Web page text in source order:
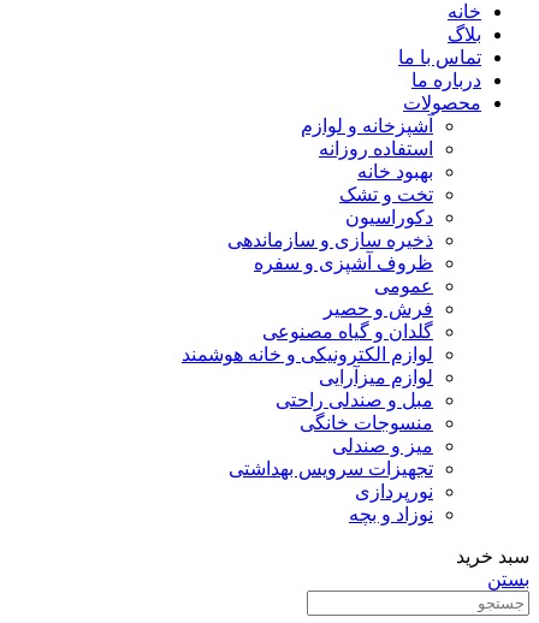
خانه
بلاگ
تماس با ما
درباره ما
محصولات
آشپزخانه و لوازم
استفاده روزانه
بهبود خانه
تخت و تشک
دکوراسیون
ذخیره سازی و سازماندهی
ظروف آشپزی و سفره
عمومی
فرش و حصیر
گلدان و گیاه مصنوعی
لوازم الکترونیکی و خانه هوشمند
لوازم میزآرایی
مبل و صندلی راحتی
منسوجات خانگی
میز و صندلی
تجهیزات سرویس بهداشتی
نورپردازی
نوزاد و بچه
سبد خرید
بستن